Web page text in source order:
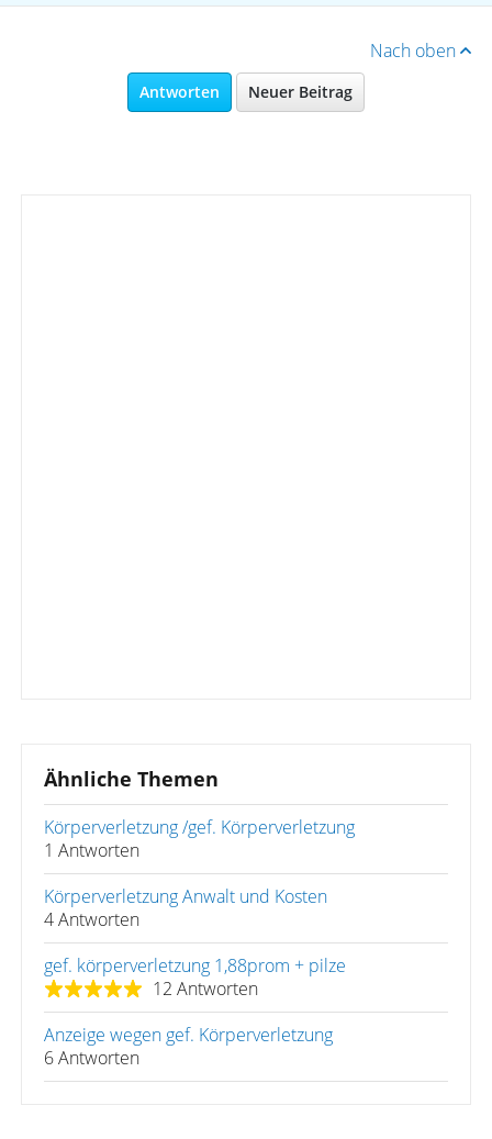
Nach oben
Antworten Neuer Beitrag
Ähnliche Themen
Körperverletzung /gef. Körperverletzung
1 Antworten
Körperverletzung Anwalt und Kosten
4 Antworten
gef. körperverletzung 1,88prom + pilze
12 Antworten
Anzeige wegen gef. Körperverletzung
6 Antworten